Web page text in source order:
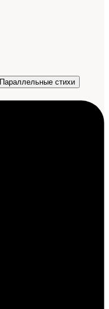
Параллельные стихи